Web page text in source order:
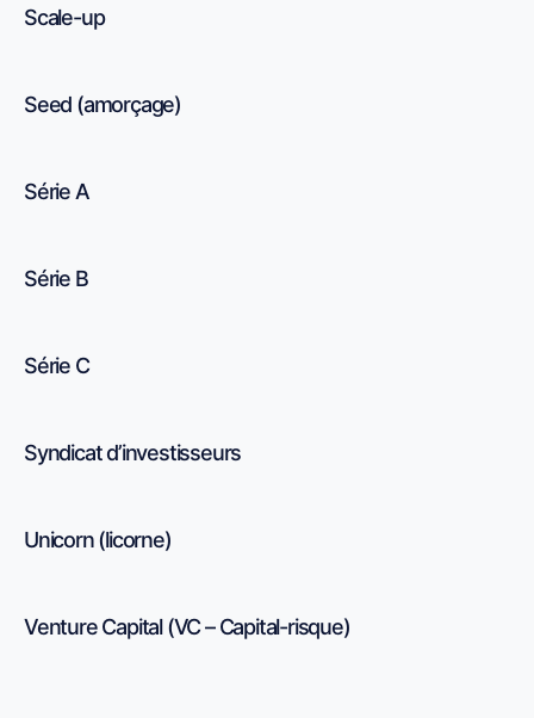
Scale-up
Seed (amorçage)
Série A
Série B
Série C
Syndicat d’investisseurs
Unicorn (licorne)
Venture Capital (VC – Capital-risque)